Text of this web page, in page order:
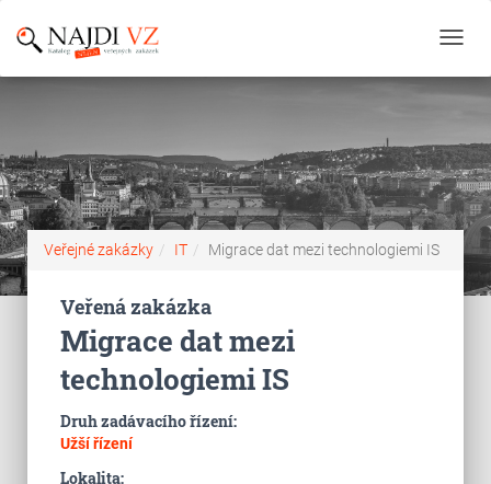
Veřejné zakázky IT Migrace dat mezi technologiemi IS
Veřená zakázka
Migrace dat mezi
technologiemi IS
Druh zadávacího řízení:
Užší řízení
Lokalita: